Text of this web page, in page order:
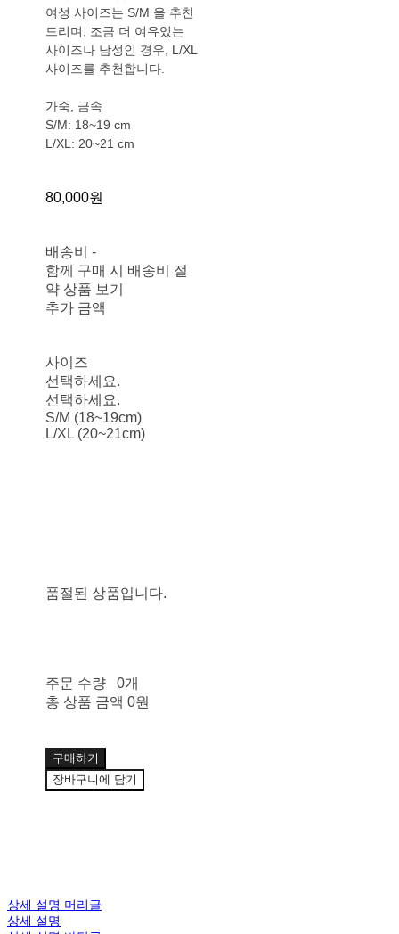
여성 사이즈는 S/M 을 추천
드리며, 조금 더 여유있는
사이즈나 남성인 경우, L/XL
사이즈를 추천합니다.
가죽, 금속
S/M: 18~19 cm
L/XL: 20~21 cm
80,000원
배송비-
함께 구매 시 배송비 절
약 상품 보기
추가 금액
사이즈
선택하세요.
선택하세요.
S/M (18~19cm)
L/XL (20~21cm)
품절된 상품입니다.
주문 수량
0개
총 상품 금액 0원
구매하기
장바구니에 담기
상세 설명 머리글
상세 설명